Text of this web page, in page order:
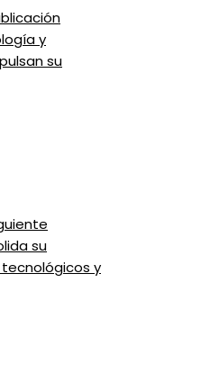
y
su
su
y